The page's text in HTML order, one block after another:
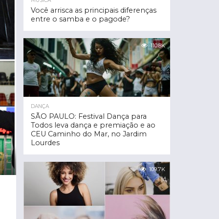
Você arrisca as principais diferenças
entre o samba e o pagode?
110.8K
DANÇA
SÃO PAULO: Festival Dança para
Todos leva dança e premiação e ao
CEU Caminho do Mar, no Jardim
Lourdes
109.7K